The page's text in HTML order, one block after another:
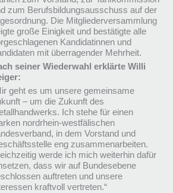
zum Berufsbildungsausschuss auf der
Die Mitgliederversammlung
große Einigkeit und bestätigte alle
Kandidatinnen und
mit überragender Mehrheit.
seiner Wiederwahl erklärte Willi
geht es um unsere gemeinsame
– um die Zukunft des
Ich stehe für einen
nordrhein-westfälischen
in dem Vorstand und
eng zusammenarbeiten.
werde ich mich weiterhin dafür
dass wir auf Bundesebene
auftreten und unsere
kraftvoll vertreten.“